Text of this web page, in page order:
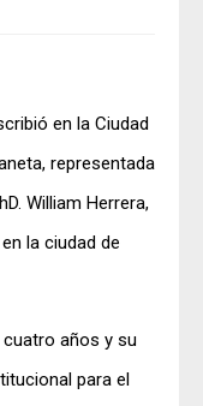
en la Ciudad
representada
William Herrera,
la ciudad de
años y su
para el